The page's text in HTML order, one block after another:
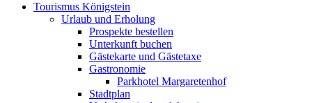
Tourismus Königstein
Urlaub und Erholung
Prospekte bestellen
Unterkunft buchen
Gästekarte und Gästetaxe
Gastronomie
Parkhotel Margaretenhof
Stadtplan